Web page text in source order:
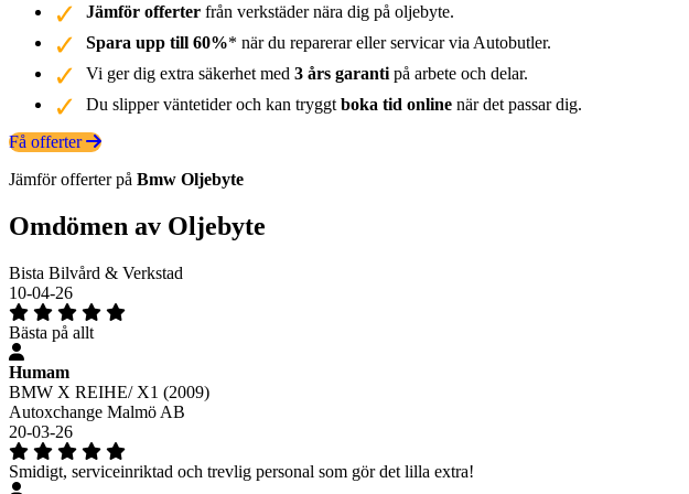
Jämför offerter från verkstäder nära dig på oljebyte.
Spara upp till 60%* när du reparerar eller servicar via Autobutler.
Vi ger dig extra säkerhet med 3 års garanti på arbete och delar.
Du slipper väntetider och kan tryggt boka tid online när det passar dig.
Få offerter
Jämför offerter på Bmw Oljebyte
Omdömen av Oljebyte
Bista Bilvård & Verkstad
10-04-26
Bästa på allt
Humam
BMW X REIHE/ X1 (2009)
Autoxchange Malmö AB
20-03-26
Smidigt, serviceinriktad och trevlig personal som gör det lilla extra!